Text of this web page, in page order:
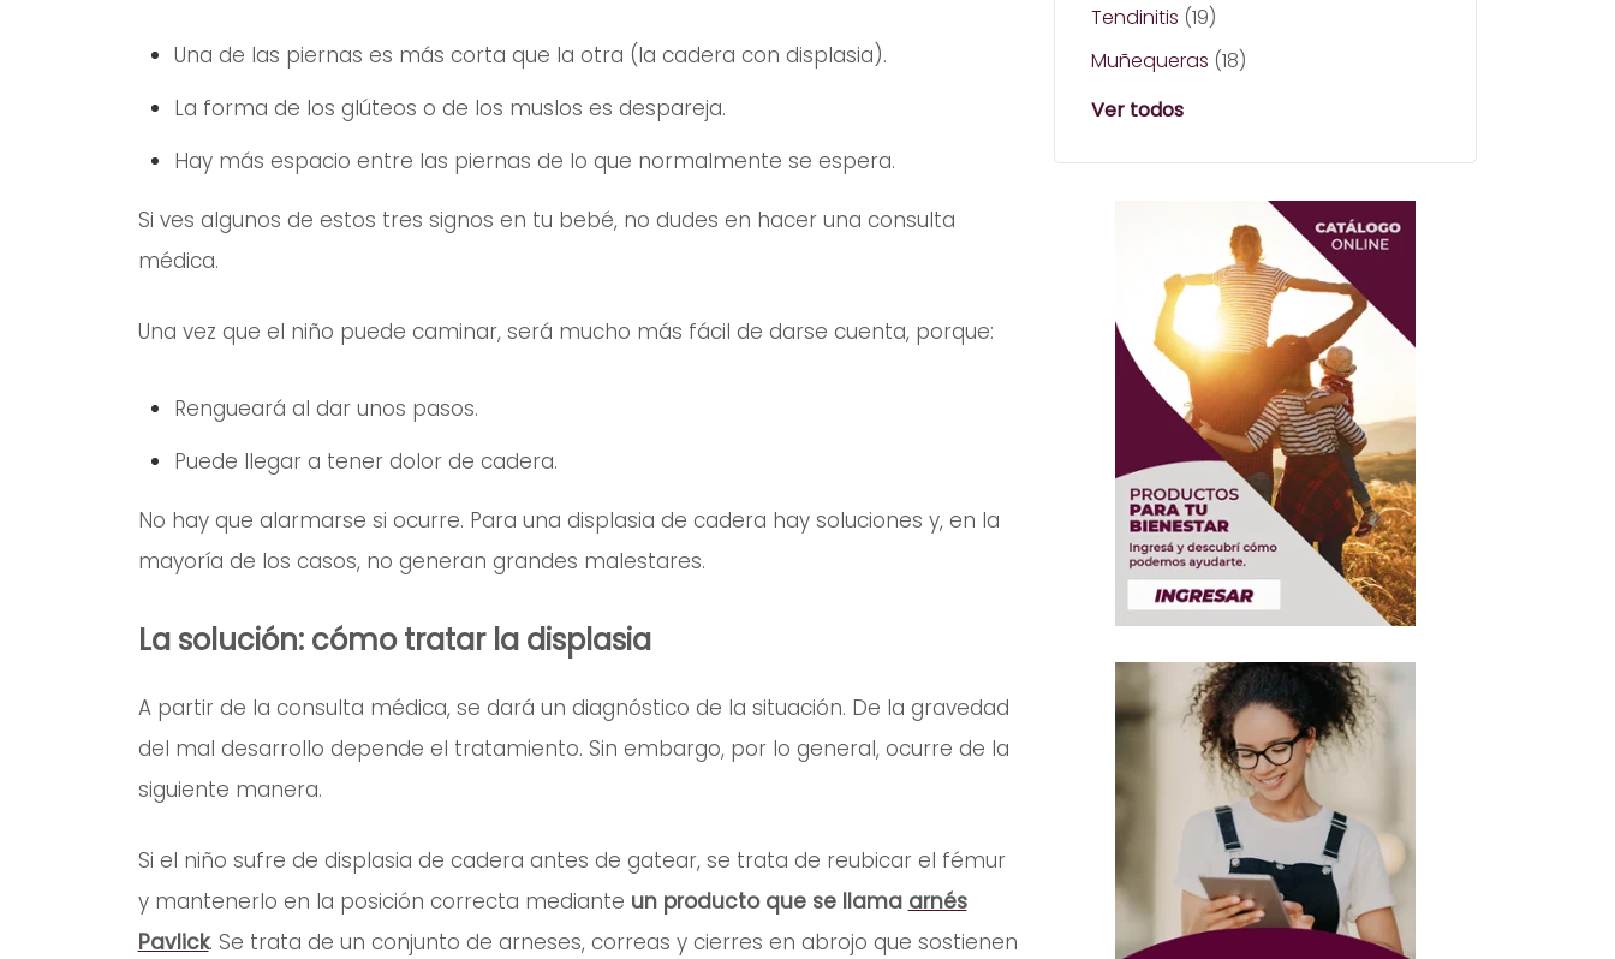
Una de las piernas es más corta que la otra (la cadera con displasia).
La forma de los glúteos o de los muslos es despareja.
Hay más espacio entre las piernas de lo que normalmente se espera.
Si ves algunos de estos tres signos en tu bebé, no dudes en hacer una consulta
médica.
Una vez que el niño puede caminar, será mucho más fácil de darse cuenta, porque:
Rengueará al dar unos pasos.
Puede llegar a tener dolor de cadera.
No hay que alarmarse si ocurre. Para una displasia de cadera hay soluciones y, en la
mayoría de los casos, no generan grandes malestares.
La solución: cómo tratar la displasia
A partir de la consulta médica, se dará un diagnóstico de la situación. De la gravedad
del mal desarrollo depende el tratamiento. Sin embargo, por lo general, ocurre de la
siguiente manera.
Si el niño sufre de displasia de cadera antes de gatear, se trata de reubicar el fémur
y mantenerlo en la posición correcta mediante un producto que se llama arnés
Pavlick. Se trata de un conjunto de arneses, correas y cierres en abrojo que sostienen
Tendinitis (19)
Muñequeras (18)
Ver todos